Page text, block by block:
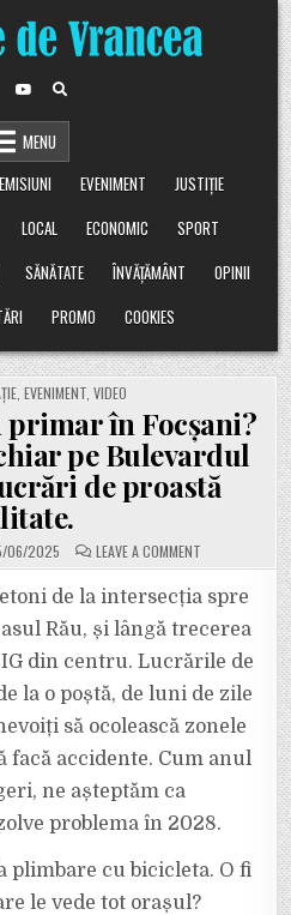
MENU
EMISIUNI EVENIMENT
JUSTIȚIE
LOCAL ECONOMIC
SPORT
SĂNĂTATE ÎNVĂȚĂMÂNT
OPINII
PROMO COOKIES
, EVENIMENT, VIDEO
primar în Focșani?
pe Bulevardul
de proastă
06/2025 LEAVE A COMMENT
VIDEO.
AVEM
PRIMAR
ÎN
FOCȘANI?
GĂURI
ÎN
CHIAR
BULEVARDUL
UNIRII,
DUPĂ
LUCRĂRI
de la intersecția spre
Rău, și lângă trecerea
din centru. Lucrările de
la o poștă, de luni de zile
să ocolească zonele
facă accidente. Cum anul
ne așteptăm ca
problema în 2028.
plimbare cu bicicleta. O fi
le vede tot orașul?